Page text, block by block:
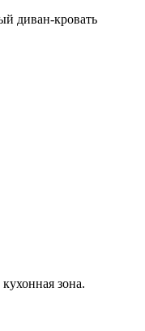
диван-кровать
зона.